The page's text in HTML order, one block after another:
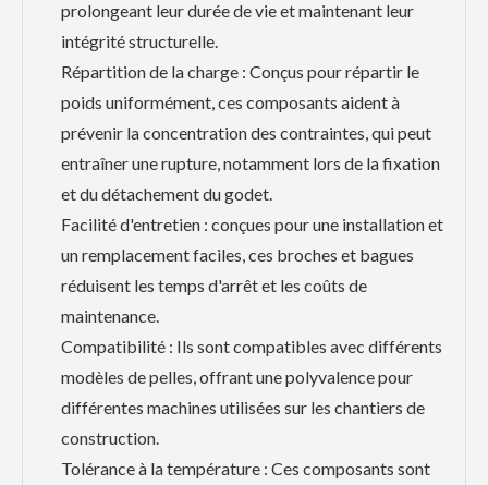
prolongeant leur durée de vie et maintenant leur
intégrité structurelle.
Répartition de la charge : Conçus pour répartir le
poids uniformément, ces composants aident à
prévenir la concentration des contraintes, qui peut
entraîner une rupture, notamment lors de la fixation
et du détachement du godet.
Facilité d'entretien : conçues pour une installation et
un remplacement faciles, ces broches et bagues
réduisent les temps d'arrêt et les coûts de
maintenance.
Compatibilité : Ils sont compatibles avec différents
modèles de pelles, offrant une polyvalence pour
différentes machines utilisées sur les chantiers de
construction.
Tolérance à la température : Ces composants sont